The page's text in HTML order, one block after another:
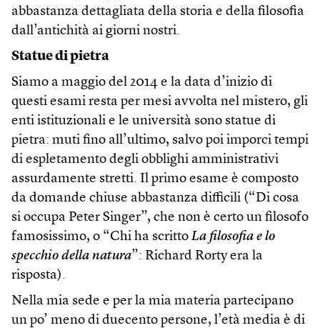
abbastanza dettagliata della storia e della filosofia
dall’antichità ai giorni nostri.
Statue di pietra
Siamo a maggio del 2014 e la data d’inizio di
questi esami resta per mesi avvolta nel mistero, gli
enti istituzionali e le università sono statue di
pietra: muti fino all’ultimo, salvo poi imporci tempi
di espletamento degli obblighi amministrativi
assurdamente stretti. Il primo esame è composto
da domande chiuse abbastanza difficili (“Di cosa
si occupa Peter Singer”, che non è certo un filosofo
famosissimo, o “Chi ha scritto La filosofia e lo
specchio della natura”: Richard Rorty era la
risposta).
Nella mia sede e per la mia materia partecipano
un po’ meno di duecento persone, l’età media è di